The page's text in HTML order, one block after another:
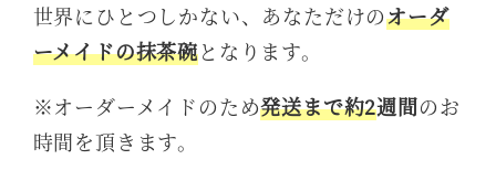
世界にひとつしかない、あなただけのオーダ
ーメイドの抹茶碗となります。
※オーダーメイドのため発送まで約2週間のお
時間を頂きます。